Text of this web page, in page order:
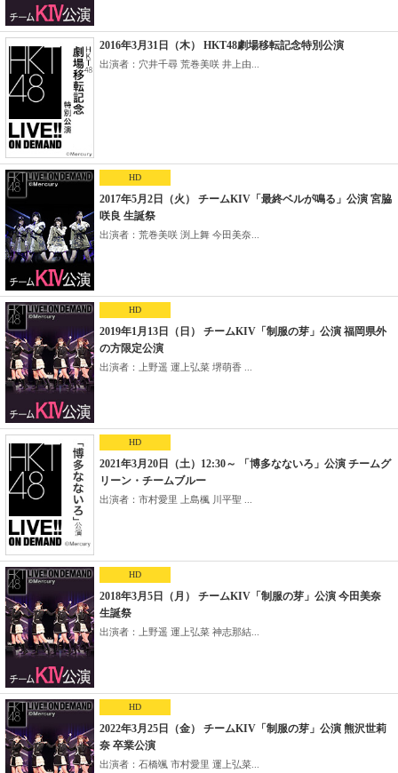
2016年3月31日（木） HKT48劇場移転記念特別公演
出演者：穴井千尋 荒巻美咲 井上由...
HD
2017年5月2日（火） チームKIV「最終ベルが鳴る」公演 宮脇
咲良 生誕祭
出演者：荒巻美咲 渕上舞 今田美奈...
HD
2019年1月13日（日） チームKIV「制服の芽」公演 福岡県外
の方限定公演
出演者：上野遥 運上弘菜 堺萌香 ...
HD
2021年3月20日（土）12:30～ 「博多なないろ」公演 チームグ
リーン・チームブルー
出演者：市村愛里 上島楓 川平聖 ...
HD
2018年3月5日（月） チームKIV「制服の芽」公演 今田美奈
生誕祭
出演者：上野遥 運上弘菜 神志那結...
HD
2022年3月25日（金） チームKIV「制服の芽」公演 熊沢世莉
奈 卒業公演
出演者：石橋颯 市村愛里 運上弘菜...